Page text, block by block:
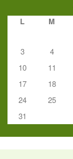
L M
3
4
10
11
17
18
24
25
31